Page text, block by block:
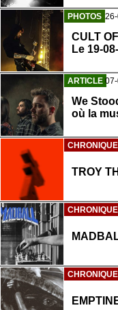
PHOTOS
CULT
Le 19-
ARTICLE
We
où la
CHRONIQUE
TROY
CHRONIQUE
CHRONIQUE